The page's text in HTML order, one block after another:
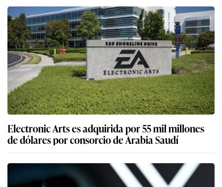
Electronic Arts es adquirida por 55 mil millones
de dólares por consorcio de Arabia Saudí